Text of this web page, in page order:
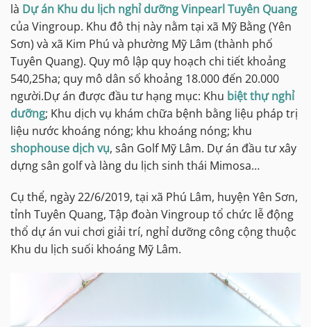
là Dự án Khu du lịch nghỉ dưỡng Vinpearl Tuyên Quang
của Vingroup. Khu đô thị này nằm tại xã Mỹ Bằng (Yên
Sơn) và xã Kim Phú và phường Mỹ Lâm (thành phố
Tuyên Quang). Quy mô lập quy hoạch chi tiết khoảng
540,25ha; quy mô dân số khoảng 18.000 đến 20.000
người.Dự án được đầu tư hạng mục: Khu biệt thự nghỉ
dưỡng; Khu dịch vụ khám chữa bệnh bằng liệu pháp trị
liệu nước khoáng nóng; khu khoáng nóng; khu
shophouse dịch vụ, sân Golf Mỹ Lâm. Dự án đầu tư xây
dựng sân golf và làng du lịch sinh thái Mimosa…
Cụ thể, ngày 22/6/2019, tại xã Phú Lâm, huyện Yên Sơn,
tỉnh Tuyên Quang, Tập đoàn Vingroup tổ chức lễ động
thổ dự án vui chơi giải trí, nghỉ dưỡng công cộng thuộc
Khu du lịch suối khoáng Mỹ Lâm.